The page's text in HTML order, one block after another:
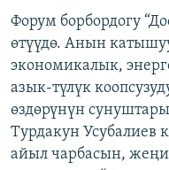
ДАНИСТЕ
АЗАТТЫК+
ЫҢГАЙСЫЗ СУРООЛОР
Русский
ОНЛАЙН ШЕРИНЕ
Форум борбордогу
өтүүдө. Анын
экономикалык,
азык-түлүк
өздөрүнүн
Турдакун Усубалиев
айыл чарбасын,